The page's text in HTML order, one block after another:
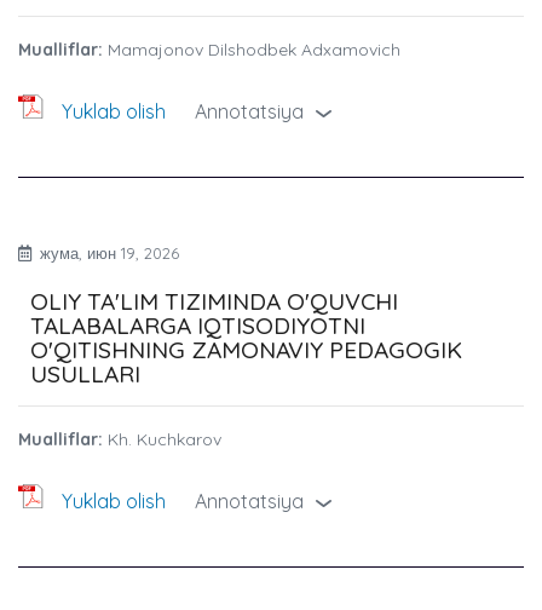
Mualliflar: Mamajonov Dilshodbek Adxamovich
Yuklab olish Annotatsiya ›
жума, июн 19, 2026
OLIY TA'LIM TIZIMINDA O'QUVCHI
TALABALARGA IQTISODIYOTNI
O'QITISHNING ZAMONAVIY PEDAGOGIK
USULLARI
Mualliflar: Kh. Kuchkarov
Yuklab olish Annotatsiya ›